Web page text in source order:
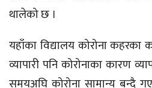
थालेको छ ।
यहाँका विद्यालय कोरोना
व्यापारी पनि कोरोनाका कारण
समयअघि कोरोना सामान्य बन्दै